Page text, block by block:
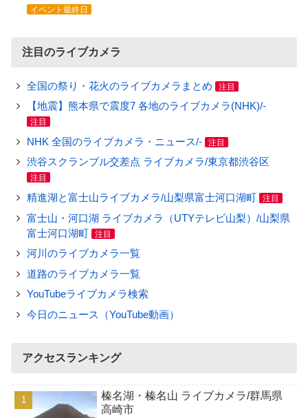
イベント最終日
注目のライブカメラ
全国の祭り・花火のライブカメラまとめ 注目
【地震】熊本県で震度7 各地のライブカメラ(NHK)/-
注目
NHK 全国のライブカメラ・ニュース/- 注目
渋谷スクランブル交差点 ライブカメラ/東京都渋谷区
注目
精進湖と富士山ライブカメラ/山梨県富士河口湖町 注目
富士山・河口湖 ライブカメラ（UTYテレビ山梨）/山梨県
富士河口湖町
注目
河川のライブカメラ一覧
道路のライブカメラ一覧
YouTubeライブカメラ検索
今日のニュース（YouTube動画）
アクセスランキング
榛名湖・榛名山 ライブカメラ/群馬県
高崎市